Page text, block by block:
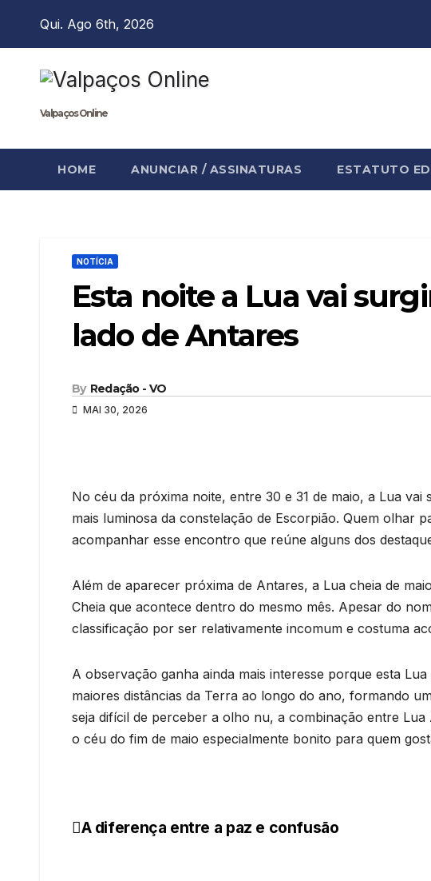
Qui. Ago 6th, 2026
Valpaços Online
HOME ANUNCIAR / ASSINATURAS ESTATUTO
NOTÍCIA
Esta noite a Lua vai
lado de Antares
By Redação - VO
MAI 30, 2026
No céu da próxima noite, entre 30 e 31 de maio, a Lua
mais luminosa da constelação de Escorpião. Quem olhar
acompanhar esse encontro que reúne alguns dos
Além de aparecer próxima de Antares, a Lua cheia de
Cheia que acontece dentro do mesmo mês. Apesar do
classificação por ser relativamente incomum e costuma
A observação ganha ainda mais interesse porque esta
maiores distâncias da Terra ao longo do ano, formando
seja difícil de perceber a olho nu, a combinação entre
o céu do fim de maio especialmente bonito para quem
Navegação
A diferença entre a paz e confusão